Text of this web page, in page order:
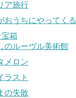
ア旅行
おうちにやってくる
箱
のルーヴル美術館
メロン
ラスト
の失敗